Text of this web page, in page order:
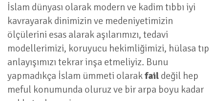
İslam dünyası olarak modern ve kadim tıbbı iyi
kavrayarak dinimizin ve medeniyetimizin
ölçülerini esas alarak aşılarımızı, tedavi
modellerimizi, koruyucu hekimliğimizi, hülasa tıp
anlayışımızı tekrar inşa etmeliyiz. Bunu
yapmadıkça İslam ümmeti olarakfail değil hep
meful konumunda oluruz ve bir arpa boyu kadar